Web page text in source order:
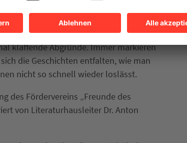
drohenden Unheils. Ein Mädchen
seiner eigenen Wut. Ein Mann droht am
seine Gegenwehr weckt. Die
klaffende Abgründe. Immer markieren
die Geschichten entfalten, wie man
nicht so schnell wieder loslässt.
des Fördervereins „Freunde des
von Literaturhausleiter Dr. Anton